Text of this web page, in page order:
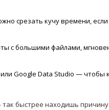
срезать кучу времени,
с большими файлами,
Google Data Studio — чтобы
быстрее находишь